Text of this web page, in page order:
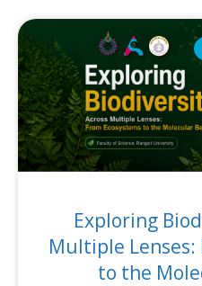
Exploring
Multiple Lenses:
to the